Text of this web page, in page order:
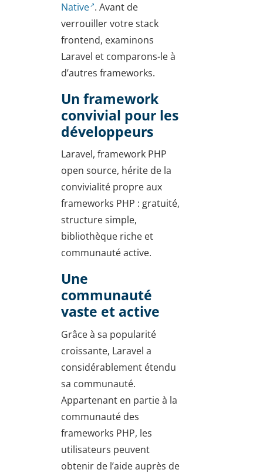
Native . Avant de
verrouiller votre stack
frontend, examinons
Laravel et comparons-le à
d’autres frameworks.
Un framework
convivial pour les
développeurs
Laravel, framework PHP
open source, hérite de la
convivialité propre aux
frameworks PHP : gratuité,
structure simple,
bibliothèque riche et
communauté active.
Une
communauté
vaste et active
Grâce à sa popularité
croissante, Laravel a
considérablement étendu
sa communauté.
Appartenant en partie à la
communauté des
frameworks PHP, les
utilisateurs peuvent
obtenir de l’aide auprès de